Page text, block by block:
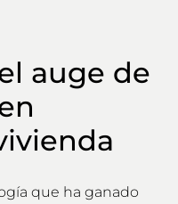
auge de
que ha ganado